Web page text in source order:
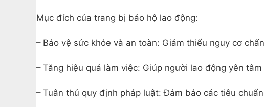
Mục đích của trang bị bảo hộ lao động:
– Bảo vệ sức khỏe và an toàn: Giảm thiểu nguy cơ
– Tăng hiệu quả làm việc: Giúp người lao động yên
– Tuân thủ quy định pháp luật: Đảm bảo các tiêu